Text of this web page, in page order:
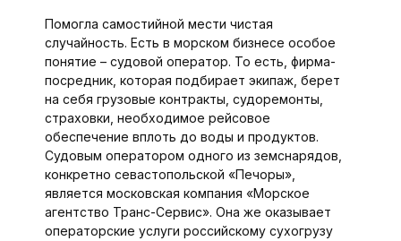
Помогла самостийной мести чистая
случайность. Есть в морском бизнесе особое
понятие – судовой оператор. То есть, фирма-
посредник, которая подбирает экипаж, берет
на себя грузовые контракты, судоремонты,
страховки, необходимое рейсовое
обеспечение вплоть до воды и продуктов.
Судовым оператором одного из земснарядов,
конкретно севастопольской «Печоры»,
является московская компания «Морское
агентство Транс-Сервис». Она же оказывает
операторские услуги российскому сухогрузу